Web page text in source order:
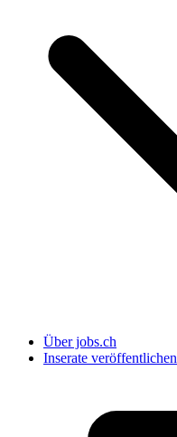
Über jobs.ch
Inserate veröffentlichen